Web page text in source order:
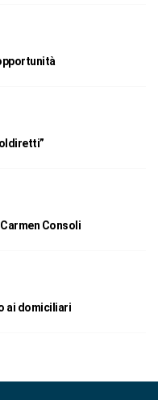
Consoli
ai domiciliari